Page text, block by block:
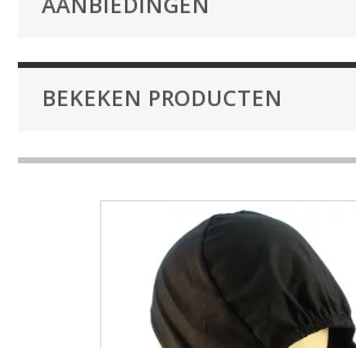
BEKEKEN PRODUCTEN